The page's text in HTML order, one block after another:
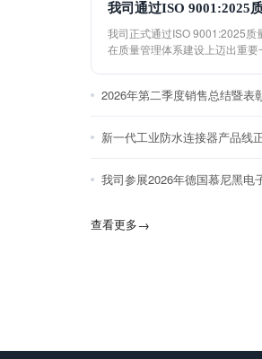
我司通过ISO 9001:2025
我司正式通过ISO 9001:2025质
在质量管理体系建设上迈出重要
2026年第二季度销售总结暨表
新一代工业防水连接器产品线
我司参展2026年德国慕尼黑电
查看更多→